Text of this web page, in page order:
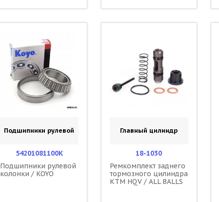
Подшипники рулевой
54201081100K
Подшипники рулевой
колонки / KOYO
Главный цилиндр
18-1030
Ремкомплект заднего
тормозного цилиндра
KTM HQV / ALL BALLS